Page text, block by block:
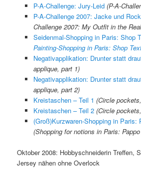
P-A-Challenge: Jury-Leid (P-A-
P-A-Challenge 2007: Jacke und
Challenge 2007: My Outfit in the
Seidenmal-Shopping in Paris: Shop
Painting-Shopping in Paris: Shop
Negativapplikation: Drunter statt
applique, part 1)
Negativapplikation: Drunter statt
applique, part 2)
Kreistaschen – Teil 1 (Circle
Kreistaschen – Teil 2 (Circle
(Groß)Kurzwaren-Shopping in Paris:
(Shopping for notions in Paris:
Oktober 2008: Hobbyschneiderin Treffen,
Jersey nähen ohne Overlock